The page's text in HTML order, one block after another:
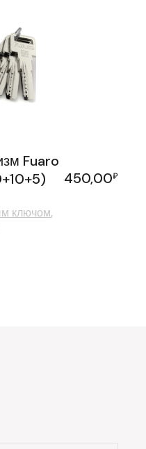
Fuaro
450,00₽
ключом